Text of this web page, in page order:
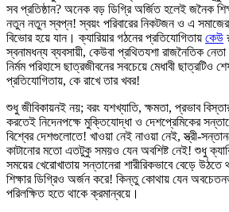
সব প্রতিষ্ঠান? অনেক বড় ডিগ্রি অর্জিত হলেই জনৈক
নতুন নতুন স্বপ্ন! স্বয়ং পরিবারের নিকটজন ও এ সমাজের
বিভোর হয়ে যান। ক্যারিয়ার গঠনের প্রতিযোগিতায় কেউ
স্বনামধন্য ব্যবসায়ী, কেউবা প্রথিতযশা রাজনৈতিক
নির্মম পরিহাসে ছাত্রজীবনের সবচেয়ে মেধাবী ছাত্রটিও
প্রতিযোগিতায়, কে রাখে তার খবর!
শুধু জীবিকায়নই নয়; বরং যশখ্যাতি, ক্ষমতা, প্রভাব
করতেই নিদেনপক্ষে মুক্তিযোদ্ধা ও দেশপ্রেমিকের
বিশ্বের দেশগুলোতে! খাওয়া নেই নাওয়া নেই, স্ত্রী-
কাটানোর মতো এতটুকু সময়ও যেন অবশিষ্ট নেই! শুধু
সময়ের খেরোখাতায় সন্তানেরা শারীরিকভাবে বেড়ে উঠতে
শিক্ষার ডিগ্রিও অর্জন করে! কিন্তু কোথায় যেন
পরিলক্ষিত হতে থাকে ক্রমান্বয়ে।